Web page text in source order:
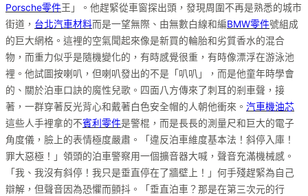
Porsche零件王」。他趕緊從車窗探出頭，發現周圍不再是熟悉的城市
街道， 台北汽車材料而是一望無際、由無數白線和編BMW零件號組成
的巨大網格。這裡的空氣聞起來像是新買的輪胎和劣質香水的混合
物，而重力似乎是隨機變化的，有時感覺很重，有時像漂浮在游泳池
裡。他試圖按喇叭，但喇叭發出的不是「叭叭」，而是他童年時學會
的、關於泊車口訣的魔性兒歌。四面八方傳來了刺耳的剎車聲，接
著，一群穿著反光背心和戴著白色安全帽的人朝他衝來。 汽車機油芯
這些人手裡拿的不賓利零件是警棍，而是長長的測量尺和巨大的電子
角度儀，臉上的表情極度嚴肅。「違反泊車維度基本法！斜停入庫！
罪大惡極！」領頭的泊車警察用一個擴音器大喊，聲音充滿機械感。
「我、我沒有斜停！我只是垂直停在了牆壁上！」何手殘趕緊為自己
辯解，但聲音因為恐懼而顫抖。「垂直泊車？那是在第三次元的行